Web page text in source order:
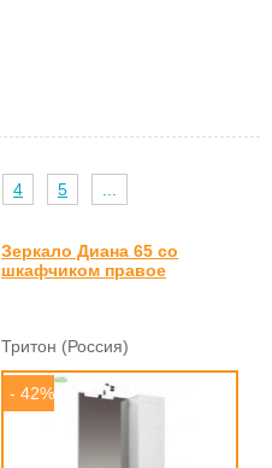
4 5
Зеркало Диана 65 со
шкафчиком правое
Тритон (Россия)
- 42%